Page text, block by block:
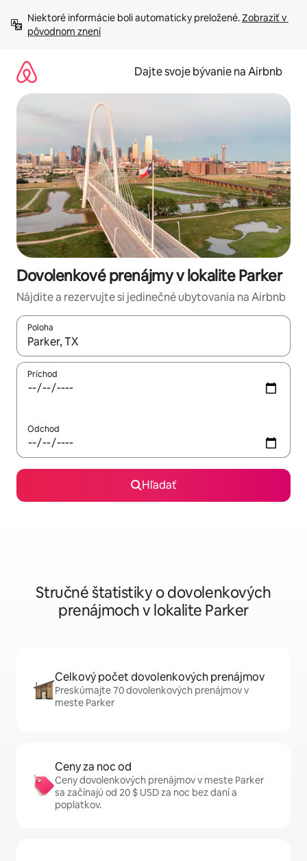
obsah.
Niektoré informácie boli automaticky preložené. Zobraziť v
pôvodnom znení
Dajte svoje bývanie na Airbnb
Dovolenkové prenájmy v lokalite Parker
Nájdite a rezervujte si jedinečné ubytovania na Airbnb
Poloha
Keď budú výsledky k dispozícii, môžete si ich prechádzať
Príchod
Odchod
Hľadať
Stručné štatistiky o dovolenkových
prenájmoch v lokalite Parker
Celkový počet dovolenkových prenájmov
Preskúmajte 70 dovolenkových prenájmov v
meste Parker
Ceny za noc od
Ceny dovolenkových prenájmov v meste Parker
sa začínajú od 20 $ USD za noc bez daní a
poplatkov.